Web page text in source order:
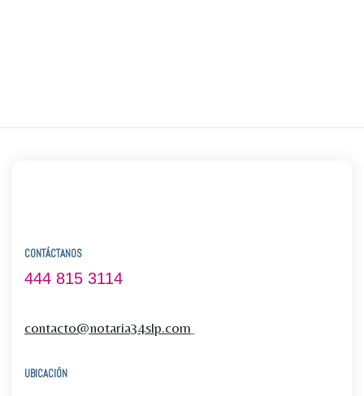
CONTÁCTANOS
444 815 3114
contacto@notaria34slp.com
UBICACIÓN